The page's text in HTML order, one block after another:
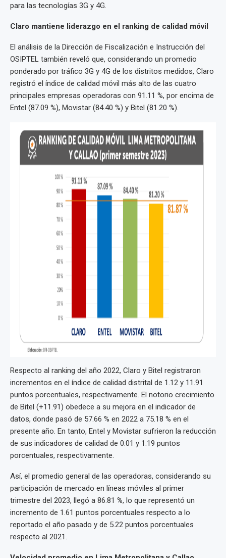
para las tecnologías 3G y 4G.
Claro mantiene liderazgo en el ranking de calidad móvil
El análisis de la Dirección de Fiscalización e Instrucción del
OSIPTEL también reveló que, considerando un promedio
ponderado por tráfico 3G y 4G de los distritos medidos, Claro
registró el índice de calidad móvil más alto de las cuatro
principales empresas operadoras con 91.11 %, por encima de
Entel (87.09 %), Movistar (84.40 %) y Bitel (81.20 %).
Respecto al ranking del año 2022, Claro y Bitel registraron
incrementos en el índice de calidad distrital de 1.12 y 11.91
puntos porcentuales, respectivamente. El notorio crecimiento
de Bitel (+11.91) obedece a su mejora en el indicador de
datos, donde pasó de 57.66 % en 2022 a 75.18 % en el
presente año. En tanto, Entel y Movistar sufrieron la reducción
de sus indicadores de calidad de 0.01 y 1.19 puntos
porcentuales, respectivamente.
Así, el promedio general de las operadoras, considerando su
participación de mercado en líneas móviles al primer
trimestre del 2023, llegó a 86.81 %, lo que representó un
incremento de 1.61 puntos porcentuales respecto a lo
reportado el año pasado y de 5.22 puntos porcentuales
respecto al 2021.